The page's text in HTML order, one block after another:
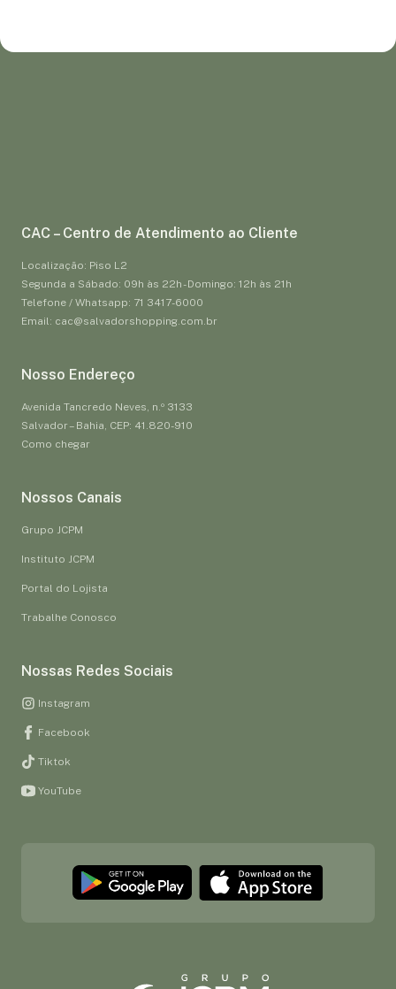
CAC – Centro de Atendimento ao Cliente
Localização: Piso L2
Segunda a Sábado: 09h às 22h - Domingo: 12h às 21h
Telefone / Whatsapp: 71 3417-6000
Email: cac@salvadorshopping.com.br
Nosso Endereço
Avenida Tancredo Neves, n.º 3133
Salvador – Bahia, CEP: 41.820-910
Como chegar
Nossos Canais
Grupo JCPM
Instituto JCPM
Portal do Lojista
Trabalhe Conosco
Nossas Redes Sociais
Instagram
Facebook
Tiktok
YouTube